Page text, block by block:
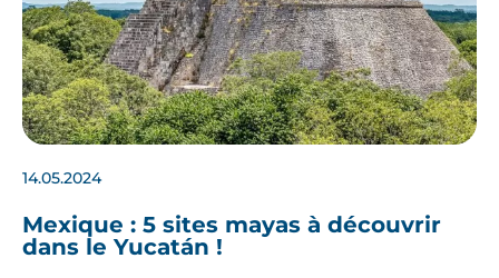
14.05.2024
Mexique : 5 sites mayas à découvrir
dans le Yucatán !